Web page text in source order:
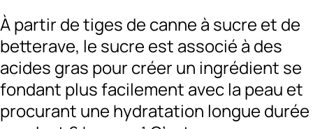
À partir de tiges de canne à sucre et de
betterave, le sucre est associé à des
acides gras pour créer un ingrédient se
fondant plus facilement avec la peau et
procurant une hydratation longue durée